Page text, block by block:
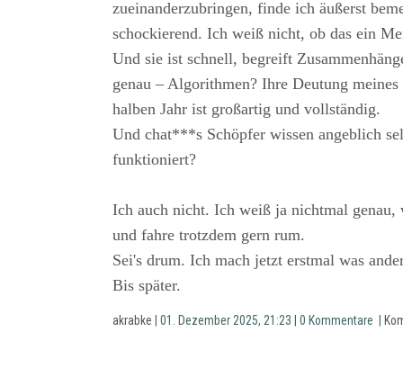
zueinanderzubringen, finde ich äußerst
schockierend. Ich weiß nicht, ob das ein
Und sie ist schnell, begreift
genau – Algorithmen? Ihre Deutung
halben Jahr ist großartig und vollständig.
Und chat***s Schöpfer wissen angeblich
funktioniert?
Ich auch nicht. Ich weiß ja nichtmal
und fahre trotzdem gern rum.
Sei's drum. Ich mach jetzt erstmal was
Bis später.
akrabke | 01. Dezember 2025, 21:23 | 0 Kommentare |